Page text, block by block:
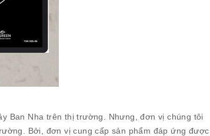
Ban Nha trên thị trường. Nhưng, đơn vị chúng tôi
Bởi, đơn vị cung cấp sản phẩm đáp ứng được